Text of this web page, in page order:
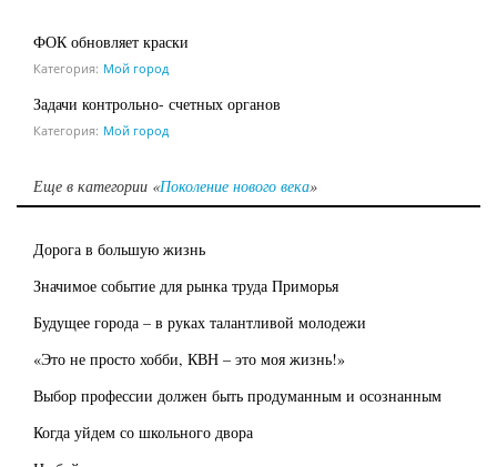
ФОК обновляет краски
Категория: Мой город
Задачи контрольно- счетных органов
Категория: Мой город
Еще в категории «Поколение нового века»
Дорога в большую жизнь
Значимое событие для рынка труда Приморья
Будущее города – в руках талантливой молодежи
«Это не просто хобби, КВН – это моя жизнь!»
Выбор профессии должен быть продуманным и осознанным
Когда уйдем со школьного двора